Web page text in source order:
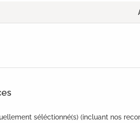
séléctionné(s) (incluant nos